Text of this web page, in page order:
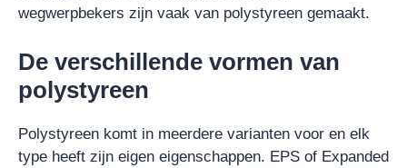
wegwerpbekers zijn vaak van polystyreen gemaakt.
De verschillende vormen van
polystyreen
Polystyreen komt in meerdere varianten voor en elk
type heeft zijn eigen eigenschappen. EPS of Expanded